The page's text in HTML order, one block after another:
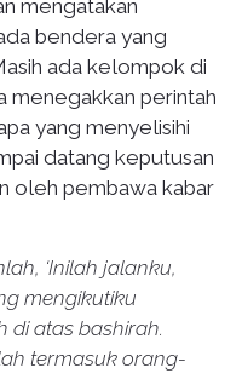
mengatakan
bendera yang
ada kelompok di
menegakkan perintah
yang menyelisihi
datang keputusan
oleh pembawa kabar
‘Inilah jalanku,
mengikutiku
di atas bashirah.
termasuk orang-